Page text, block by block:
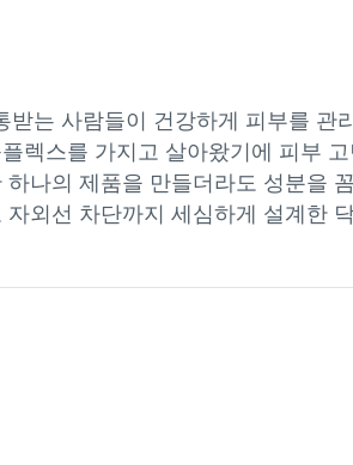
받는 사람들이 건강하게 피부를
렉스를 가지고 살아왔기에 피부
나의 제품을 만들더라도 성분을
외선 차단까지 세심하게 설계한